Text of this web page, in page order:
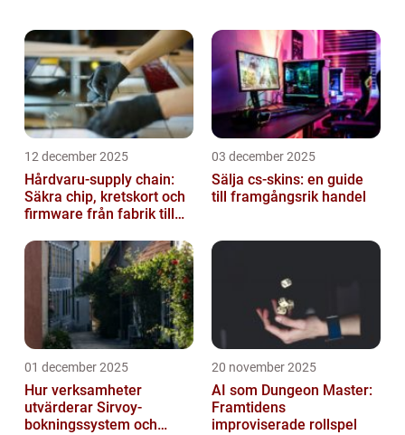
Sweden” och utforska vad det är, ...
12 december 2025
Hårdvaru-supply chain:
Säkra chip, kretskort och
firmware från fabrik till
03 december 2025
Sälja cs-skins: en guide
till framgångsrik handel
01 december 2025
Hur verksamheter
utvärderar Sirvoy-
bokningssystem och
20 november 2025
AI som Dungeon Master:
Framtidens
improviserade rollspel